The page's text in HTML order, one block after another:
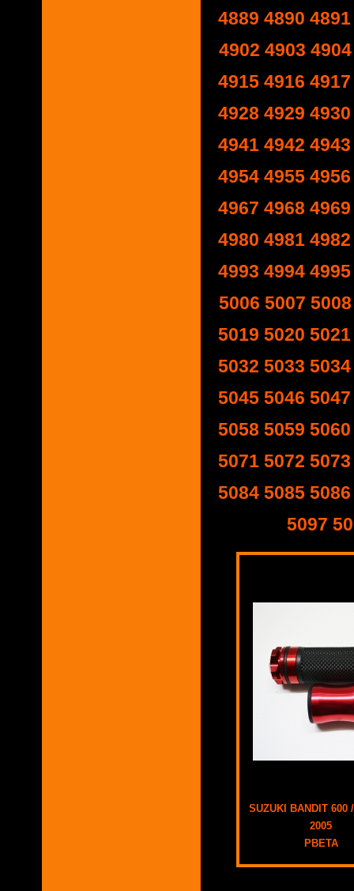
4889 4890 4891
4902 4903 4904
4915 4916 4917
4928 4929 4930
4941 4942 4943
4954 4955 4956
4967 4968 4969
4980 4981 4982
4993 4994 4995
5006 5007 5008
5019 5020 5021
5032 5033 5034
5045 5046 5047
5058 5059 5060
5071 5072 5073
5084 5085 5086
5097
SUZUKI BANDIT 600
2005
PBETA